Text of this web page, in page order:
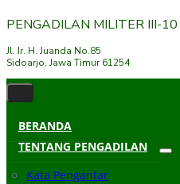
PENGADILAN MILITER III-
Jl. Ir. H. Juanda No.85
Sidoarjo, Jawa Timur 61254
BERANDA
TENTANG PENGADILAN
Kata Pengantar